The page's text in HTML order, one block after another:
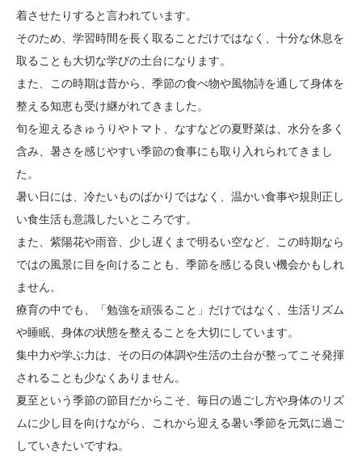
着させたりすると言われています。
そのため、学習時間を長く取ることだけではなく、十分な休息を
取ることも大切な学びの土台になります。
また、この時期は昔から、季節の食べ物や風物詩を通して身体を
整える知恵も受け継がれてきました。
旬を迎えるきゅうりやトマト、なすなどの夏野菜は、水分を多く
含み、暑さを感じやすい季節の食事にも取り入れられてきまし
た。
暑い日には、冷たいものばかりではなく、温かい食事や規則正し
い食生活も意識したいところです。
また、紫陽花や雨音、少し遅くまで明るい空など、この時期なら
ではの風景に目を向けることも、季節を感じる良い機会かもしれ
ません。
療育の中でも、「勉強を頑張ること」だけではなく、生活リズム
や睡眠、身体の状態を整えることを大切にしています。
集中力や学ぶ力は、その日の体調や生活の土台が整ってこそ発揮
されることも少なくありません。
夏至という季節の節目だからこそ、毎日の過ごし方や身体のリズ
ムに少し目を向けながら、これから迎える暑い季節を元気に過ご
していきたいですね。